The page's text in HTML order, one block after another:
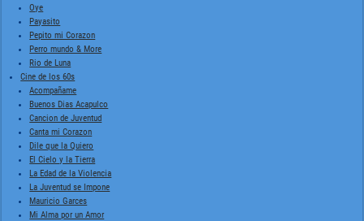
Oye
Payasito
Pepito mi Corazon
Perro mundo & More
Rio de Luna
Cine de los 60s
Acompañame
Buenos Dias Acapulco
Cancion de Juventud
Canta mi Corazon
Dile que la Quiero
El Cielo y la Tierra
La Edad de la Violencia
La Juventud se Impone
Mauricio Garces
Mi Alma por un Amor